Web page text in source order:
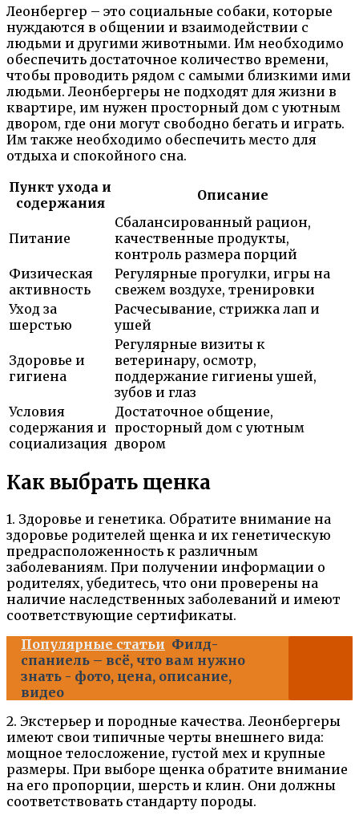
Леонбергер – это социальные собаки, которые
нуждаются в общении и взаимодействии с
людьми и другими животными. Им необходимо
обеспечить достаточное количество времени,
чтобы проводить рядом с самыми близкими ими
людьми. Леонбергеры не подходят для жизни в
квартире, им нужен просторный дом с уютным
двором, где они могут свободно бегать и играть.
Им также необходимо обеспечить место для
отдыха и спокойного сна.
Пункт ухода и
содержания
Описание
Питание
Сбалансированный рацион,
качественные продукты,
контроль размера порций
Физическая
активность
Регулярные прогулки, игры на
свежем воздухе, тренировки
Уход за
шерстью
Расчесывание, стрижка лап и
ушей
Здоровье и
гигиена
Регулярные визиты к
ветеринару, осмотр,
поддержание гигиены ушей,
зубов и глаз
Условия
содержания и
социализация
Достаточное общение,
просторный дом с уютным
двором
Как выбрать щенка
1. Здоровье и генетика. Обратите внимание на
здоровье родителей щенка и их генетическую
предрасположенность к различным
заболеваниям. При получении информации о
родителях, убедитесь, что они проверены на
наличие наследственных заболеваний и имеют
соответствующие сертификаты.
Популярные статьи Филд-
спаниель – всё, что вам нужно
знать - фото, цена, описание,
видео
2. Экстерьер и породные качества. Леонбергеры
имеют свои типичные черты внешнего вида:
мощное телосложение, густой мех и крупные
размеры. При выборе щенка обратите внимание
на его пропорции, шерсть и клин. Они должны
соответствовать стандарту породы.